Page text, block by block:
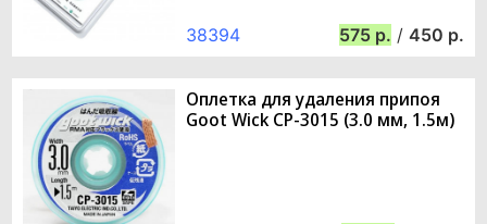
38394 575 / 450
Оплетка для удаления припоя
Goot Wick CP-3015 (3.0 мм, 1.5м)